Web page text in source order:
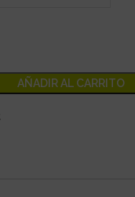
AÑADIR AL CARRITO